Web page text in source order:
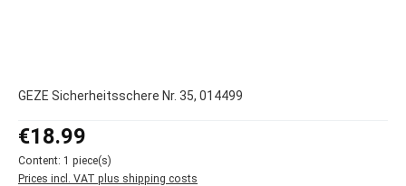
GEZE Sicherheitsschere Nr. 35, 014499
Regular price:
€18.99
Content: 1 piece(s)
Prices incl. VAT plus shipping costs